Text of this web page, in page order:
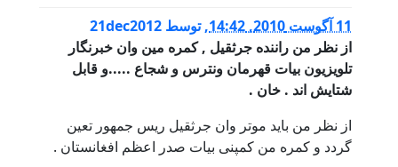
11 آگوست 2010, 14:42 ,توسط 21dec2012
از نظر من راننده جرثقیل , کمره مین وان خبرنگار
تلویزیون بیات قهرمان ونترس و شجاع .....و قابل
شتایش اند . خان .
از نظر من باید موتر وان جرثقیل ریس جمهور تعین
گردد و کمره من کمپنی بیات صدر اعظم افغانستان .